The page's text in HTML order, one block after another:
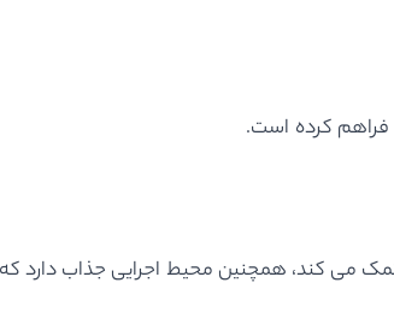
فراهم کرده است.
می کند، همچنین محیط اجرایی جذاب دارد